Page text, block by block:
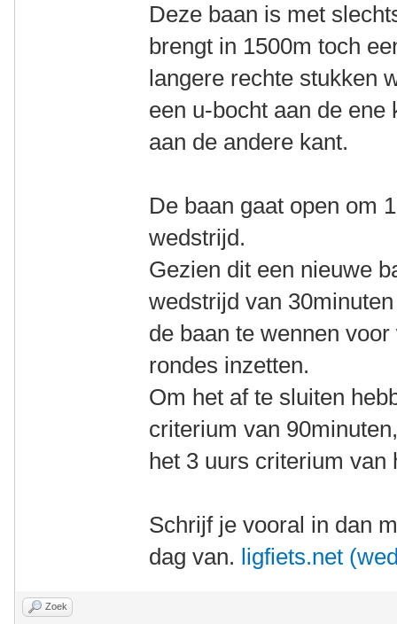
Deze baan is met
brengt in 1500m toch
langere rechte stukken
een u-bocht aan de
aan de andere kant.
De baan gaat open om
wedstrijd.
Gezien dit een nieuwe
wedstrijd van
de baan te wennen
rondes inzetten.
Om het af te sluiten
criterium van
het 3 uurs criterium van
Schrijf je vooral in dan
dag van. ligfiets.net
Zoek